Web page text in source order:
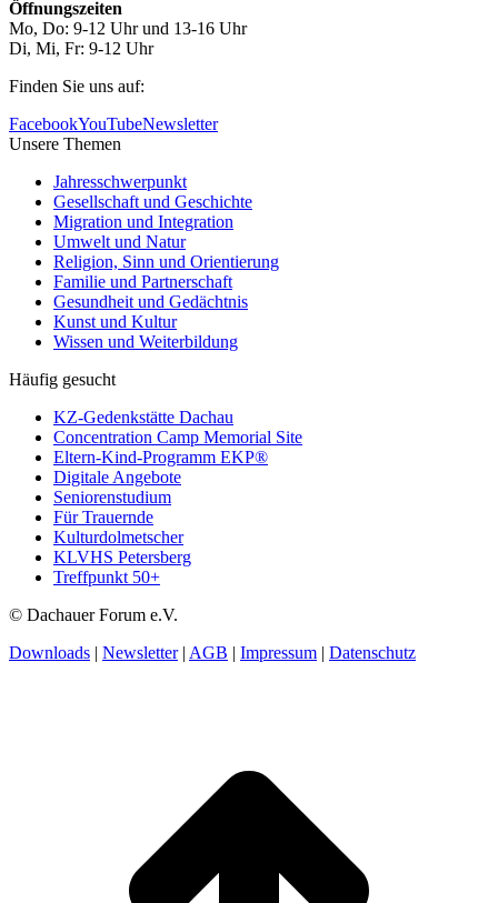
Öffnungszeiten
Mo, Do: 9-12 Uhr und 13-16 Uhr
Di, Mi, Fr: 9-12 Uhr
Finden Sie uns auf:
FacebookYouTubeNewsletter
Unsere Themen
Jahresschwerpunkt
Gesellschaft und Geschichte
Migration und Integration
Umwelt und Natur
Religion, Sinn und Orientierung
Familie und Partnerschaft
Gesundheit und Gedächtnis
Kunst und Kultur
Wissen und Weiterbildung
Häufig gesucht
KZ-Gedenkstätte Dachau
Concentration Camp Memorial Site
Eltern-Kind-Programm EKP®
Digitale Angebote
Seniorenstudium
Für Trauernde
Kulturdolmetscher
KLVHS Petersberg
Treffpunkt 50+
© Dachauer Forum e.V.
Downloads | Newsletter| AGB | Impressum | Datenschutz